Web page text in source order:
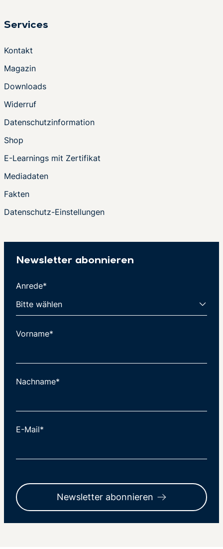
Services
Kontakt
Magazin
Downloads
Widerruf
Datenschutzinformation
Shop
E-Learnings mit Zertifikat
Mediadaten
Fakten
Datenschutz-Einstellungen
Newsletter abonnieren
Anrede*
Vorname*
Nachname*
E-Mail*
Newsletter abonnieren